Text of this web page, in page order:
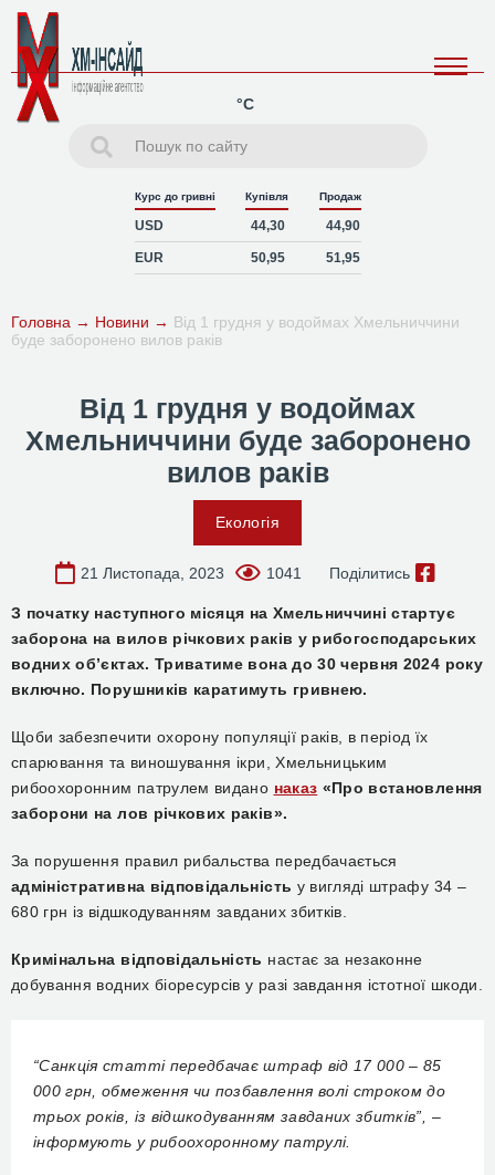
°C
Курс до гривні Купівля Продаж
USD 44,30 44,90
EUR 50,95 51,95
Головна → Новини → Від 1 грудня у водоймах Хмельниччини
буде заборонено вилов раків
Від 1 грудня у водоймах
Хмельниччини буде заборонено
вилов раків
Екологія
21 Листопада, 2023 1041 Поділитись
З початку наступного місяця на Хмельниччині стартує
заборона на вилов річкових раків у рибогосподарських
водних об’єктах. Триватиме вона до 30 червня 2024 року
включно. Порушників каратимуть гривнею.
Щоби забезпечити охорону популяції раків, в період їх
спарювання та виношування ікри, Хмельницьким
рибоохоронним патрулем видано наказ «Про встановлення
заборони на лов річкових раків».
За порушення правил рибальства передбачається
адміністративна відповідальність у вигляді штрафу 34 –
680 грн із відшкодуванням завданих збитків.
Кримінальна відповідальність настає за незаконне
добування водних біоресурсів у разі завдання істотної шкоди.
“Санкція статті передбачає штраф від 17 000 – 85
000 грн, обмеження чи позбавлення волі строком до
трьох років, із відшкодуванням завданих збитків”, –
інформують у рибоохоронному патрулі.